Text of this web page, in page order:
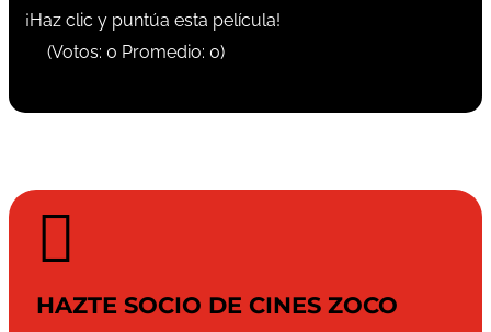
¡Haz clic y puntúa esta película!
(Votos: 0 Promedio: 0)

HAZTE SOCIO DE CINES ZOCO